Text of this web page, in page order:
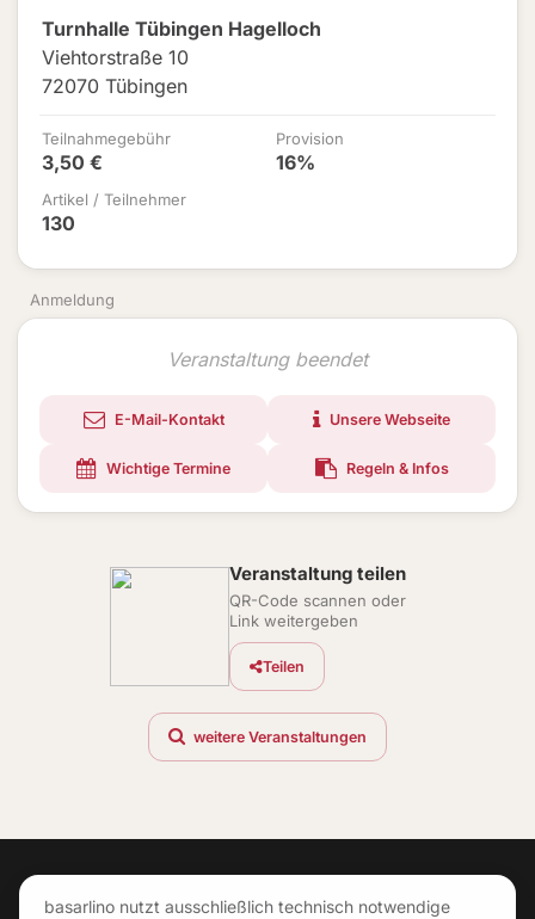
Anmeldung
Turnhalle Tübingen Hagelloch
Viehtorstraße 10
72070 Tübingen
Teilnahmegebühr
3,50 €
Provision
16%
Artikel / Teilnehmer
130
Veranstaltung beendet
E-Mail-Kontakt Unsere Webseite
Wichtige Termine Regeln & Infos
Veranstaltung teilen
QR-Code scannen oder
Link weitergeben
Teilen
weitere Veranstaltungen
basarlino nutzt ausschließlich technisch notwendige